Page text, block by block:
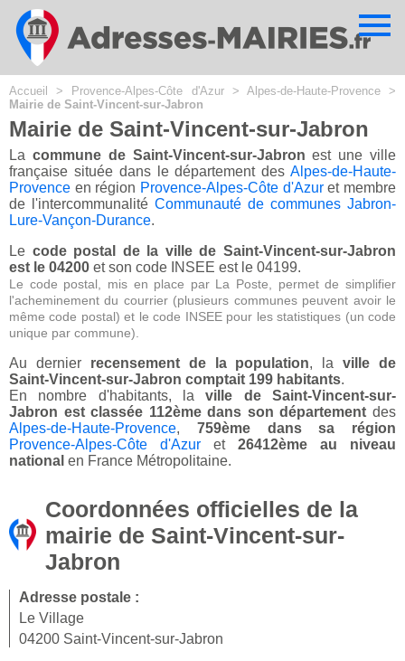
Accueil > Provence-Alpes-Côte d'Azur> Alpes-de-Haute-Provence>
Mairie de Saint-Vincent-sur-Jabron
Mairie de Saint-Vincent-sur-Jabron
La commune de Saint-Vincent-sur-Jabron est une ville
française située dans le département des Alpes-de-Haute-
Provence en région Provence-Alpes-Côte d'Azuret membre
de l'intercommunalité Communauté de communes Jabron-
Lure-Vançon-Durance.
Le code postal de la ville de Saint-Vincent-sur-Jabron
est le 04200 et son code INSEE est le 04199.
Le code postal, mis en place par La Poste, permet de simplifier
l'acheminement du courrier (plusieurs communes peuvent avoir le
même code postal) et le code INSEE pour les statistiques (un code
unique par commune).
Au dernier recensement de la population, laville de
Saint-Vincent-sur-Jabron comptait 199 habitants.
En nombre d'habitants, laville de Saint-Vincent-sur-
Jabron est classée 112ème dans son département des
Alpes-de-Haute-Provence, 759ème dans sa région
Provence-Alpes-Côte d'Azur et 26412ème au niveau
national en France Métropolitaine.
Coordonnées officielles de la
mairie de Saint-Vincent-sur-
Jabron
Adresse postale :
Le Village
04200 Saint-Vincent-sur-Jabron
Cookies management panel